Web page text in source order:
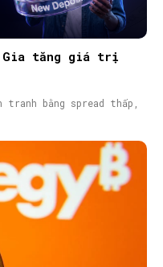
Gia tăng giá trị
tranh bằng spread thấp,